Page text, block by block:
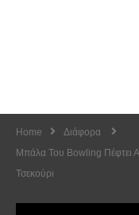
Home
Διάφορα
Μπάλα Του Bowling
Τσεκούρι